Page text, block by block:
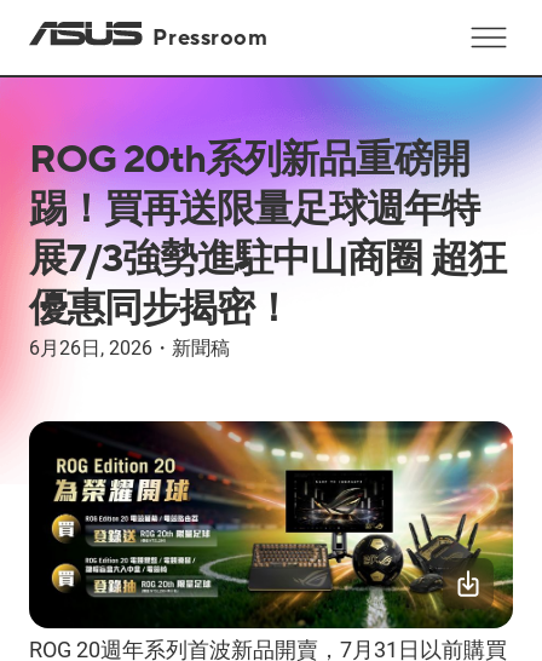
Pressroom
ROG 20th系列新品重磅開
踢！買再送限量足球週年特
展7/3強勢進駐中山商圈 超狂
優惠同步揭密！
6月26日, 2026 ・ 新聞稿
ROG 20週年系列首波新品開賣，7月31日以前購買